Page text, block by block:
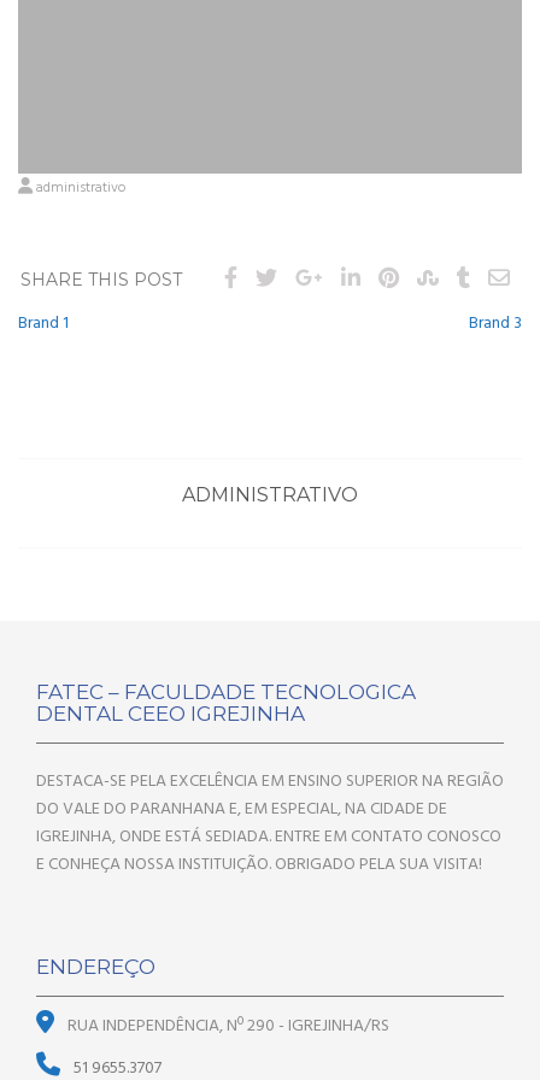
administrativo
SHARE THIS POST
Navegação
Brand 1 Brand 3
ADMINISTRATIVO
FATEC – FACULDADE TECNOLOGICA
DENTAL CEEO IGREJINHA
DESTACA-SE PELA EXCELÊNCIA EM ENSINO SUPERIOR NA REGIÃO
DO VALE DO PARANHANA E, EM ESPECIAL, NA CIDADE DE
IGREJINHA, ONDE ESTÁ SEDIADA. ENTRE EM CONTATO CONOSCO
E CONHEÇA NOSSA INSTITUIÇÃO. OBRIGADO PELA SUA VISITA!
ENDEREÇO
RUA INDEPENDÊNCIA, Nº 290 - IGREJINHA/RS
51 9655.3707